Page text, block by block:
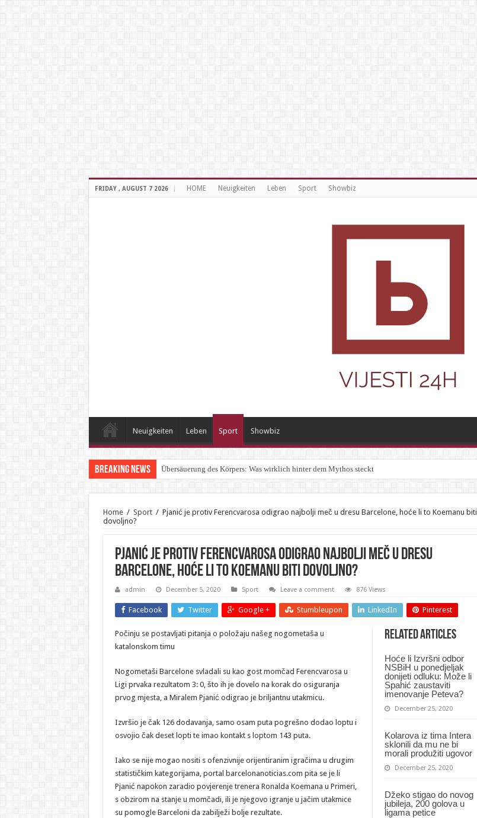
FRIDAY , AUGUST 7 2026 HOME Neuigkeiten Leben Sport Showbiz
Neuigkeiten Leben Sport Showbiz
Breaking News Übersäuerung des Körpers: Was wirklich hinter dem Mythos steckt
Home / Sport / Pjanić je protiv Ferencvarosa odigrao najbolji meč u dresu Barcelone, hoće li to Koemanu biti
dovoljno?
Pjanić je protiv Ferencvarosa odigrao najbolji meč u dresu
Barcelone, hoće li to Koemanu biti dovoljno?
admin December 5, 2020 Sport Leave a comment 876 Views
Facebook Twitter Google + Stumbleupon LinkedIn Pinterest
Related Articles
Hoće li Izvršni odbor
NSBiH u ponedjeljak
donijeti odluku: Može li
Spahić zaustaviti
imenovanje Peteva?
December 25, 2020
Kolarova iz tima Intera
sklonili da mu ne bi
morali produžiti ugovor
December 25, 2020
Džeko stigao do novog
jubileja, 200 golova u
ligama petice
Počinju se postavljati pitanja o položaju našeg nogometaša u
katalonskom timu
Nogometaši Barcelone svladali su kao gost momčad Ferencvarosa u
Ligi prvaka rezultatom 3: 0, što ih je dovelo na korak do osiguranja
prvog mjesta, a Miralem Pjanić odigrao je briljantnu utakmicu.
Izvršio je čak 126 dodavanja, samo osam puta pogrešno dodao loptu i
osvojio čak deset lopti te imao kontakt s loptom 143 puta.
Iako se nije mogao nositi s ofenzivnije orijentiranim igračima u drugim
statističkim kategorijama, portal barcelonanoticias.com pita se je li
Pjanić napokon zaradio povjerenje trenera Ronalda Koemana u Primeri,
s obzirom na stanje u momčadi, ili je njegovo igranje u jačim utakmice
su pomogle Barceloni da zabilježi bolje rezultate.